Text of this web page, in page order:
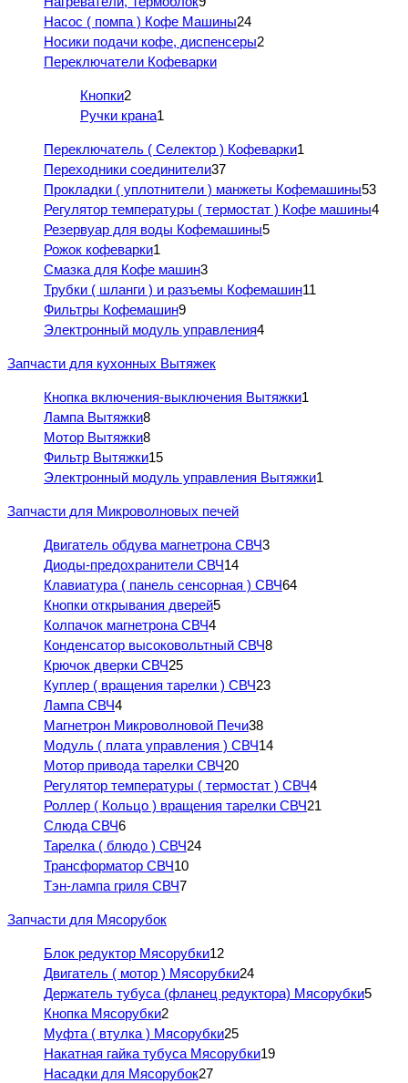
Насос ( помпа ) Кофе Машины24
Носики подачи кофе, диспенсеры2
Переключатели Кофеварки
Кнопки2
Ручки крана1
Переключатель ( Селектор ) Кофеварки1
Переходники соединители37
Прокладки ( уплотнители ) манжеты Кофемашины53
Регулятор температуры ( термостат ) Кофе машины4
Резервуар для воды Кофемашины5
Рожок кофеварки1
Смазка для Кофе машин3
Трубки ( шланги ) и разъемы Кофемашин11
Фильтры Кофемашин9
Электронный модуль управления4
Запчасти для кухонных Вытяжек
Кнопка включения-выключения Вытяжки1
Лампа Вытяжки8
Мотор Вытяжки8
Фильтр Вытяжки15
Электронный модуль управления Вытяжки1
Запчасти для Микроволновых печей
Двигатель обдува магнетрона СВЧ3
Диоды-предохранители СВЧ14
Клавиатура ( панель сенсорная ) СВЧ64
Кнопки открывания дверей5
Колпачок магнетрона СВЧ4
Конденсатор высоковольтный СВЧ8
Крючок дверки СВЧ25
Куплер ( вращения тарелки ) СВЧ23
Лампа СВЧ4
Магнетрон Микроволновой Печи38
Модуль ( плата управления ) СВЧ14
Мотор привода тарелки СВЧ20
Регулятор температуры ( термостат ) СВЧ4
Роллер ( Кольцо ) вращения тарелки СВЧ21
Слюда СВЧ6
Тарелка ( блюдо ) СВЧ24
Трансформатор СВЧ10
Тэн-лампа гриля СВЧ7
Запчасти для Мясорубок
Блок редуктор Мясорубки12
Двигатель ( мотор ) Мясорубки24
Держатель тубуса (фланец редуктора) Мясорубки5
Кнопка Мясорубки2
Муфта ( втулка ) Мясорубки25
Накатная гайка тубуса Мясорубки19
Насадки для Мясорубок27